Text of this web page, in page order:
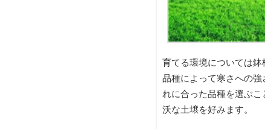
育てる環境については
品種によって寒さへの
れに合った品種を選ぶ
沃な土壌を好みます。